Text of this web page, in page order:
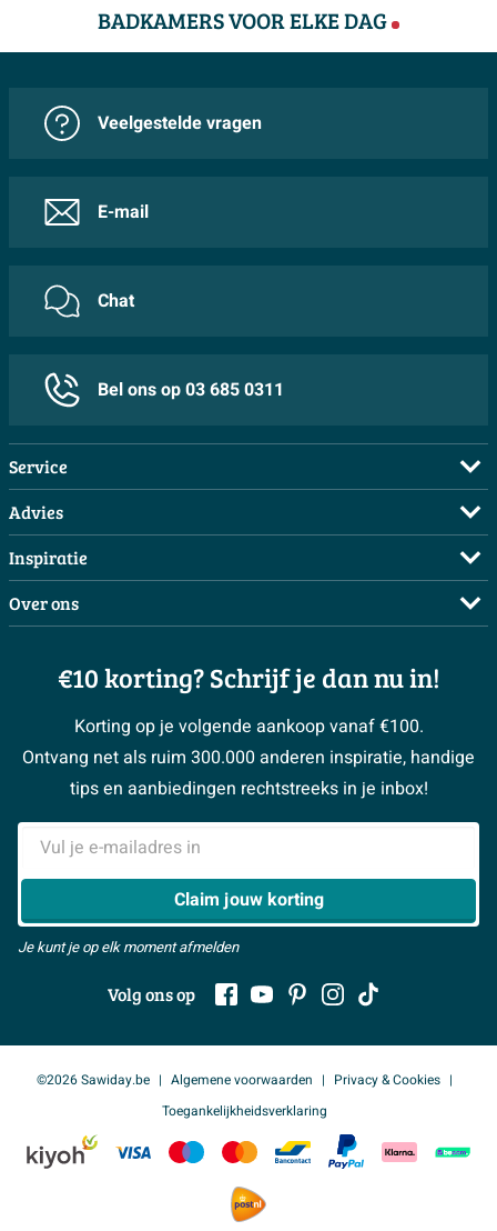
BADKAMERS VOOR ELKE DAG
Veelgestelde vragen
E-mail
Chat
Bel ons op 03 685 0311
Service
Veelgestelde vragen
Bestellen
Betalen
Bezorgen / afhalen
Garantie / klachten
Reviewbeleid
> Naar de klantenservice
Advies
Maak een afspraak
Doe de offerte check
3D tekening maken
Klustips
Klusadvies
> Alle adviesmogelijkheden
Inspiratie
Complete badkamers
Complete toiletruimtes
Moodboards
Magazine
#MySawiday
> Naar inspiratie
Over ons
Over Sawiday
Vacatures
Sawiday PRO
BeCommerce
Samenwerken
> Alles over showrooms
€10 korting? Schrijf je dan nu in!
Korting op je volgende aankoop vanaf €100.
Ontvang net als ruim 300.000 anderen inspiratie, handige
tips en aanbiedingen rechtstreeks in je inbox!
E-mailadres
Claim jouw korting
Je kunt je op elk moment afmelden
Volg ons op
©2026 Sawiday.be Algemene voorwaarden
Privacy & Cookies
Toegankelijkheidsverklaring